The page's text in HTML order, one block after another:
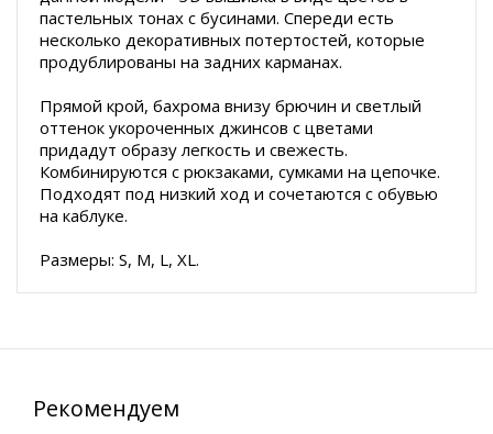
пастельных тонах с бусинами. Спереди есть
несколько декоративных потертостей, которые
продублированы на задних карманах.
Прямой крой, бахрома внизу брючин и светлый
оттенок укороченных джинсов с цветами
придадут образу легкость и свежесть.
Комбинируются с рюкзаками, сумками на цепочке.
Подходят под низкий ход и сочетаются с обувью
на каблуке.
Размеры: S, M, L, XL.
Рекомендуем